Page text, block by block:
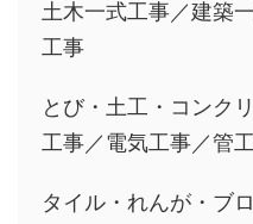
土木一式工事／建築
工事
とび・土工・コンク
工事／電気工事／管
タイル・れんが・ブ